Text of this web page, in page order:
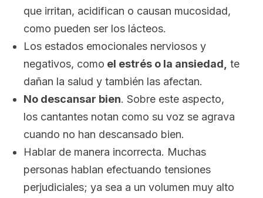
que irritan, acidifican o causan mucosidad,
como pueden ser los lácteos.
Los estados emocionales nerviosos y
negativos, como el estrés o la ansiedad, te
dañan la salud y también las afectan.
No descansar bien. Sobre este aspecto,
los cantantes notan como su voz se agrava
cuando no han descansado bien.
Hablar de manera incorrecta. Muchas
personas hablan efectuando tensiones
perjudiciales; ya sea a un volumen muy alto